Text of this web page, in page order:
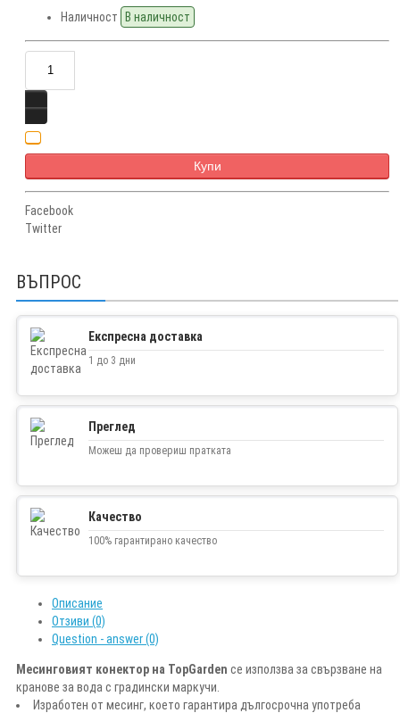
Наличност В наличност
Купи
Facebook
Twitter
ВЪПРОС
Експресна доставка
1 до 3 дни
Преглед
Можеш да провериш пратката
Качество
100% гарантирано качество
Описание
Отзиви (0)
Question - answer (0)
Месинговият конектор на TopGarden се използва за свързване на
кранове за вода с градински маркучи.
Изработен от месинг, което гарантира дългосрочна употреба